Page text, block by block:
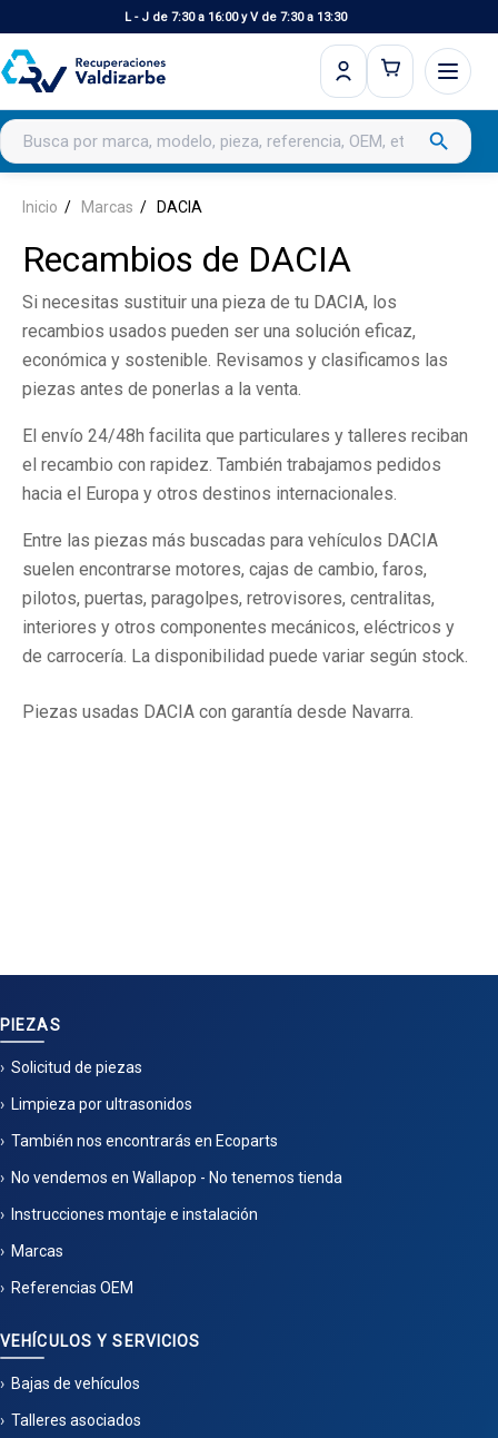
L - J de 7:30 a 16:00 y V de 7:30 a 13:30
Buscar productos search
Inicio Marcas DACIA
Recambios de DACIA
Si necesitas sustituir una pieza de tu DACIA, los
recambios usados pueden ser una solución eficaz,
económica y sostenible. Revisamos y clasificamos las
piezas antes de ponerlas a la venta.
El envío 24/48h facilita que particulares y talleres reciban
el recambio con rapidez. También trabajamos pedidos
hacia el Europa y otros destinos internacionales.
Entre las piezas más buscadas para vehículos DACIA
suelen encontrarse motores, cajas de cambio, faros,
pilotos, puertas, paragolpes, retrovisores, centralitas,
interiores y otros componentes mecánicos, eléctricos y
de carrocería. La disponibilidad puede variar según stock.
Piezas usadas DACIA con garantía desde Navarra.
PIEZAS
Solicitud de piezas
Limpieza por ultrasonidos
También nos encontrarás en Ecoparts
No vendemos en Wallapop - No tenemos tienda
Instrucciones montaje e instalación
Marcas
Referencias OEM
VEHÍCULOS Y SERVICIOS
Bajas de vehículos
Talleres asociados